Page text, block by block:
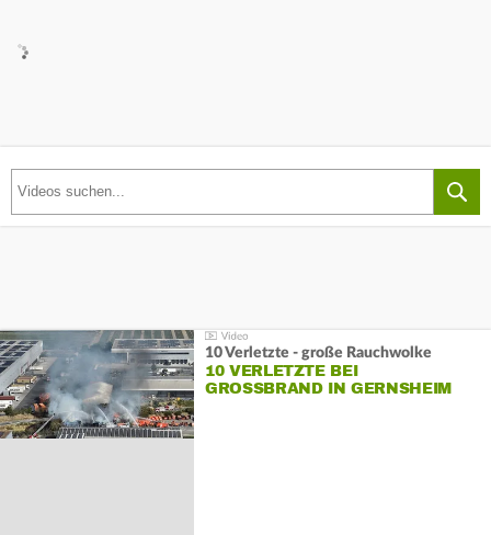
10 Verletzte - große Rauchwolke
10 VERLETZTE BEI
GROSSBRAND IN GERNSHEIM